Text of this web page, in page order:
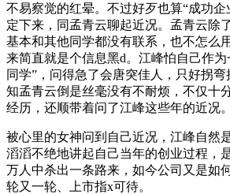
不易察觉的红晕。不过好歹也算“成功
定下来，同孟青云聊起近况。孟青云除
基本和其他同学都没有联系，也不怎么
来简直就是个信息黑d。江峰怕自己作
同学”，问得急了会唐突佳人，只好拐
知孟青云倒是丝毫没有不耐烦，不仅十
经历，还顺带着问了江峰这些年的近况。
被心里的女神问到自己近况，江峰自然
滔滔不绝地讲起自己当年的创业过程，
万人中杀出一条路来，如今公司又是如
轮又一轮、上市指x可待。